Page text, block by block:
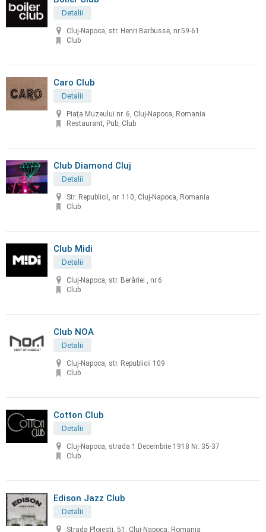
Detalii
Cluj-Napoca, str. Henri Barbusse, nr.59-61
Club
Caro Club
Detalii
Piaţa Muzeului nr. 6, Cluj-Napoca, Romania
Restaurant, Pub, Club
Club Diamond Cluj
Detalii
Str. Republicii, nr. 110, Cluj-Napoca, Romania
Club
Club Midi
Detalii
Cluj-Napoca, str. Berăriei , nr.6
Club
Club NOA
Detalii
Cluj-Napoca, str. Republicii 109
Club
Cotton Club
Detalii
Cluj-Napoca, strada 1 Decembrie 1918 Nr. 35-37
Club
Edison Jazz Club
Detalii
Strada Ploiești, 51, Cluj-Napoca, Romania